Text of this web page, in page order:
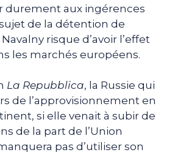
durement aux ingérences
de la détention de
risque d’avoir l’effet
les marchés européens.
La Repubblica, la Russie qui
de l’approvisionnement en
si elle venait à subir de
de la part de l’Union
pas d’utiliser son